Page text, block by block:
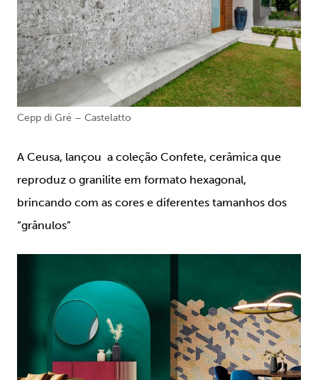
Cepp di Gré – Castelatto
A Ceusa, lançou a coleção Confete, cerâmica que
reproduz o granilite em formato hexagonal,
brincando com as cores e diferentes tamanhos dos
“grânulos”